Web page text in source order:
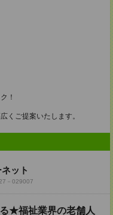
！
くご提案いたします。
ット
－029007
★福祉業界の老舗人